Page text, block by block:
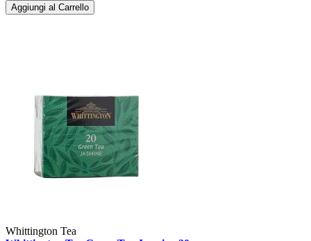
Aggiungi al Carrello
Whittington Tea